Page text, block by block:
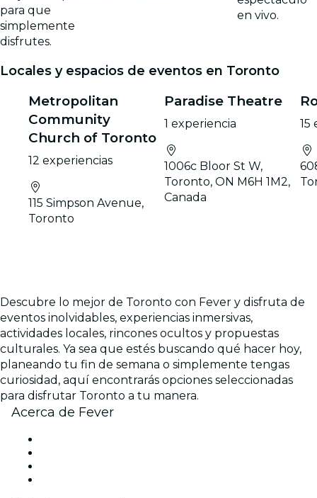
para que
simplemente
disfrutes.
en vivo.
Locales y espacios de eventos en Toronto
Metropolitan
Community
Church of Toronto
12 experiencias
115 Simpson Avenue,
Toronto
Paradise Theatre
1 experiencia
1006c Bloor St W,
Toronto, ON M6H 1M2,
Canada
15
Descubre lo mejor de Toronto con Fever y disfruta de
eventos inolvidables, experiencias inmersivas,
actividades locales, rincones ocultos y propuestas
culturales. Ya sea que estés buscando qué hacer hoy,
planeando tu fin de semana o simplemente tengas
curiosidad, aquí encontrarás opciones seleccionadas
para disfrutar Toronto a tu manera.
Acerca de Fever